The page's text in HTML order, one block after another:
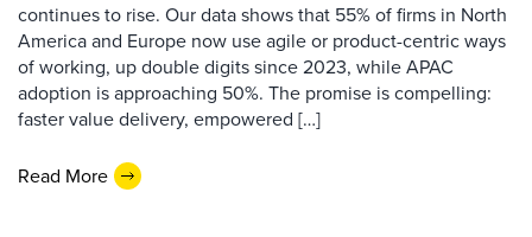
continues to rise. Our data shows that 55% of firms in North
America and Europe now use agile or product-centric ways
of working, up double digits since 2023, while APAC
adoption is approaching 50%. The promise is compelling:
faster value delivery, empowered […]
Read More